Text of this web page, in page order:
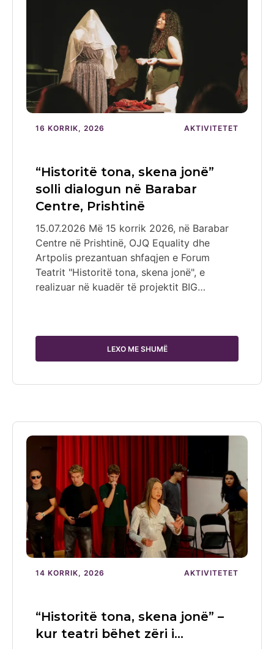
16 KORRIK, 2026 AKTIVITETET
“Historitë tona, skena jonë”
solli dialogun në Barabar
Centre, Prishtinë
15.07.2026 Më 15 korrik 2026, në Barabar
Centre në Prishtinë, OJQ Equality dhe
Artpolis prezantuan shfaqjen e Forum
Teatrit "Historitë tona, skena jonë", e
realizuar në kuadër të projektit BIG…
LEXO ME SHUMË
14 KORRIK, 2026 AKTIVITETET
“Historitë tona, skena jonë” –
kur teatri bëhet zëri i…